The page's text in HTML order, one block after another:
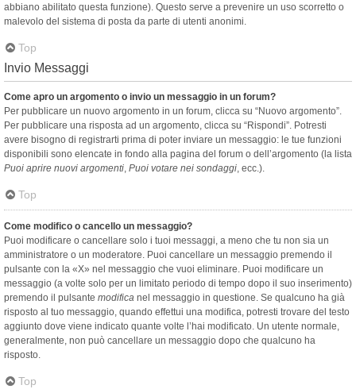
abbiano abilitato questa funzione). Questo serve a prevenire un uso scorretto o
malevolo del sistema di posta da parte di utenti anonimi.
Top
Invio Messaggi
Come apro un argomento o invio un messaggio in un forum?
Per pubblicare un nuovo argomento in un forum, clicca su “Nuovo argomento”.
Per pubblicare una risposta ad un argomento, clicca su “Rispondi”. Potresti
avere bisogno di registrarti prima di poter inviare un messaggio: le tue funzioni
disponibili sono elencate in fondo alla pagina del forum o dell’argomento (la lista
Puoi aprire nuovi argomenti, Puoi votare nei sondaggi, ecc.).
Top
Come modifico o cancello un messaggio?
Puoi modificare o cancellare solo i tuoi messaggi, a meno che tu non sia un
amministratore o un moderatore. Puoi cancellare un messaggio premendo il
pulsante con la «X» nel messaggio che vuoi eliminare. Puoi modificare un
messaggio (a volte solo per un limitato periodo di tempo dopo il suo inserimento)
premendo il pulsante modifica nel messaggio in questione. Se qualcuno ha già
risposto al tuo messaggio, quando effettui una modifica, potresti trovare del testo
aggiunto dove viene indicato quante volte l’hai modificato. Un utente normale,
generalmente, non può cancellare un messaggio dopo che qualcuno ha
risposto.
Top